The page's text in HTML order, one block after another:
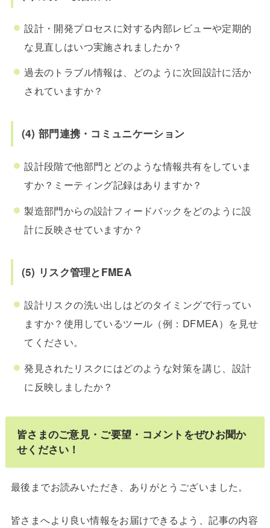
設計・開発プロセスに対する内部レビューや定期的
な見直しはいつ実施されましたか？
過去のトラブル情報は、どのように次回設計に活か
されていますか？
(4) 部門連携・コミュニケーション
設計段階で他部門とどのような情報共有をしていま
すか？ミーティング記録はありますか？
製造部門からの設計フィードバックをどのように設
計に反映させていますか？
(5) リスク管理とFMEA
設計リスクの洗い出しはどのタイミングで行ってい
ますか？使用しているツール（例：DFMEA）を見せ
てください。
発見されたリスクにはどのような対策を講じ、設計
に反映しましたか？
皆さまのご意見・ご要望・コメントをぜひお聞か
せください！
最後までお読みいただき、ありがとうございました。
皆さまへより良い情報をお届けできるよう、記事の内容